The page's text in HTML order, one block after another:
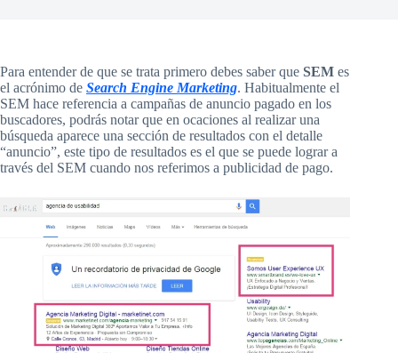
Para entender de que se trata primero debes saber que SEM es
el acrónimo de Search Engine Marketing. Habitualmente el
SEM hace referencia a campañas de anuncio pagado en los
buscadores, podrás notar que en ocaciones al realizar una
búsqueda aparece una sección de resultados con el detalle
“anuncio”, este tipo de resultados es el que se puede lograr a
través del SEM cuando nos referimos a publicidad de pago.